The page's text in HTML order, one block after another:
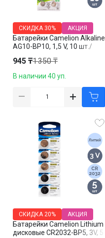
Батарейки Camelion Alkaline
AG10-BP10, 1,5 V, 10 шт./
СКИДКА 30% АКЦИЯ
945 ₸1 350 ₸
В наличии 40 уп.
Батарейки Camelion Lithium
дисковые CR2032-BP5, 3V, 5
СКИДКА 20% АКЦИЯ